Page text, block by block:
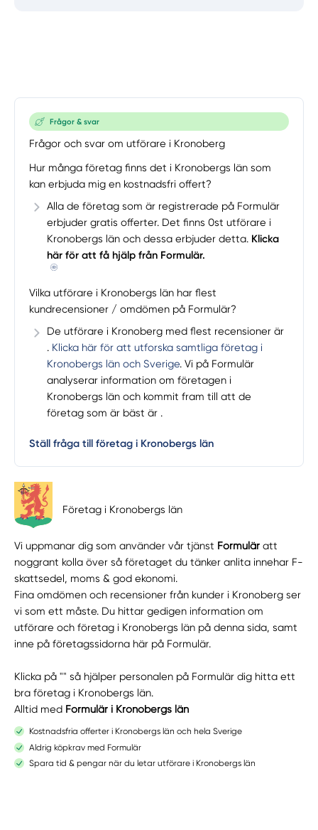
Frågor & svar
Frågor och svar om utförare i Kronoberg
Hur många företag finns det i Kronobergs län som
kan erbjuda mig en kostnadsfri offert?
Alla de företag som är registrerade på Formulär
erbjuder gratis offerter. Det finns 0st utförare i
Kronobergs län och dessa erbjuder detta. Klicka
här för att få hjälp från Formulär.
Vilka utförare i Kronobergs län har flest
kundrecensioner / omdömen på Formulär?
De utförare i Kronoberg med flest recensioner är
. Klicka här för att utforska samtliga företag i
Kronobergs län och Sverige. Vi på Formulär
analyserar information om företagen i
Kronobergs län och kommit fram till att de
företag som är bäst är .
Ställ fråga till företag i Kronobergs län
Företag i Kronobergs län
Vi uppmanar dig som använder vår tjänst Formulär att
noggrant kolla över så företaget du tänker anlita innehar F-
skattsedel, moms & god ekonomi.
Fina omdömen och recensioner från kunder i Kronoberg ser
vi som ett måste. Du hittar gedigen information om
utförare och företag i Kronobergs län på denna sida, samt
inne på företagssidorna här på Formulär.
Klicka på "" så hjälper personalen på Formulär dig hitta ett
bra företag i Kronobergs län.
Alltid med Formulär i Kronobergs län
Kostnadsfria offerter i Kronobergs län och hela Sverige
Aldrig köpkrav med Formulär
Spara tid & pengar när du letar utförare i Kronobergs län